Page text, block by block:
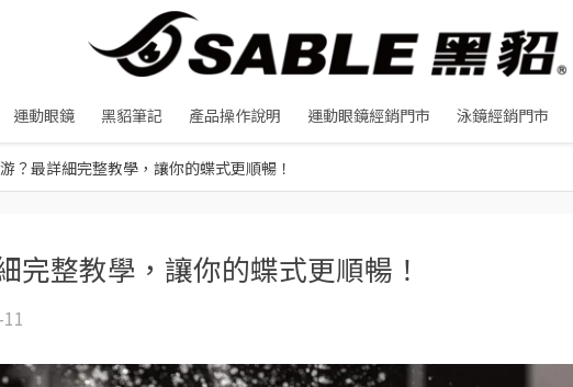
運動眼鏡 黑貂筆記 產品操作說明 運動眼鏡經銷門市 泳鏡經銷門市
？最詳細完整教學，讓你的蝶式更順暢！
完整教學，讓你的蝶式更順暢！